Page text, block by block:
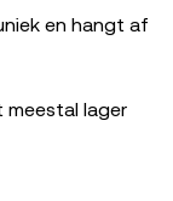
en hangt af
meestal lager